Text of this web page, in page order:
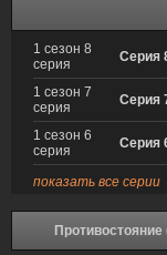
1 сезон 8
серия
Серия
1 сезон 7
серия
Серия
1 сезон 6
серия
Серия
показать все серии